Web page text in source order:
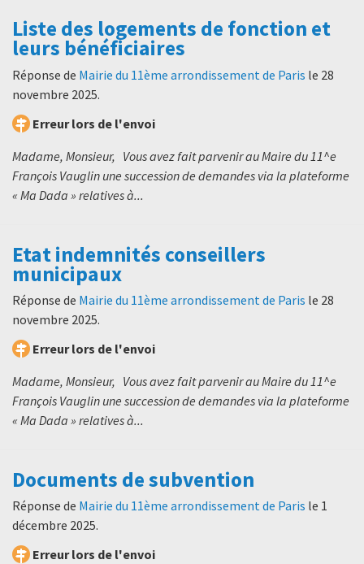
Liste des logements de fonction et
leurs bénéficiaires
Réponse de Mairie du 11ème arrondissement de Paris le 28
novembre 2025.
Erreur lors de l'envoi
Madame, Monsieur, Vous avez fait parvenir au Maire du 11^e
François Vauglin une succession de demandes via la plateforme
« Ma Dada » relatives à...
Etat indemnités conseillers
municipaux
Réponse de Mairie du 11ème arrondissement de Paris le 28
novembre 2025.
Erreur lors de l'envoi
Madame, Monsieur, Vous avez fait parvenir au Maire du 11^e
François Vauglin une succession de demandes via la plateforme
« Ma Dada » relatives à...
Documents de subvention
Réponse de Mairie du 11ème arrondissement de Paris le 1
décembre 2025.
Erreur lors de l'envoi